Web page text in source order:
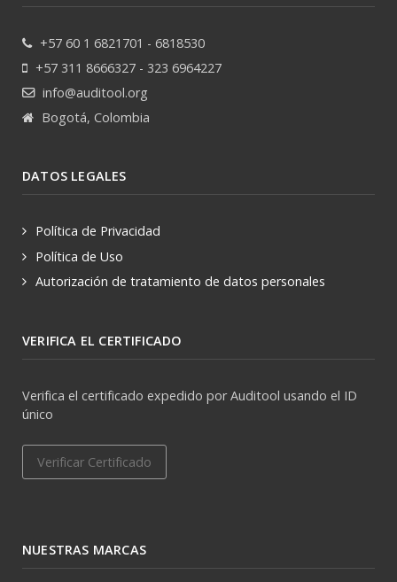
+57 60 1 6821701 - 6818530
+57 311 8666327 - 323 6964227
info@auditool.org
Bogotá, Colombia
DATOS LEGALES
Política de Privacidad
Política de Uso
Autorización de tratamiento de datos personales
VERIFICA EL CERTIFICADO
Verifica el certificado expedido por Auditool usando el ID
único
Verificar Certificado
NUESTRAS MARCAS